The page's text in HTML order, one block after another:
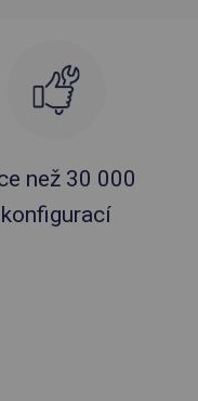
než 30 000
konfigurací